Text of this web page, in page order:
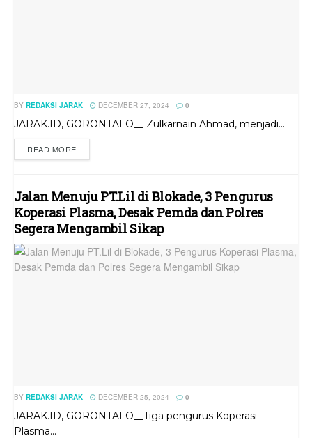
BY REDAKSI JARAK DECEMBER 27, 2024 0
JARAK.ID, GORONTALO__ Zulkarnain Ahmad, menjadi...
READ MORE
Jalan Menuju PT.Lil di Blokade, 3 Pengurus
Koperasi Plasma, Desak Pemda dan Polres
Segera Mengambil Sikap
BY REDAKSI JARAK DECEMBER 25, 2024 0
JARAK.ID, GORONTALO__Tiga pengurus Koperasi
Plasma...